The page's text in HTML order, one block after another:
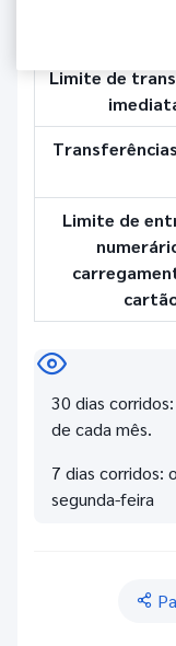
Limite de
Limite de
Limite de
30 dias
de cada mês.
7 dias corridos:
segunda-feira